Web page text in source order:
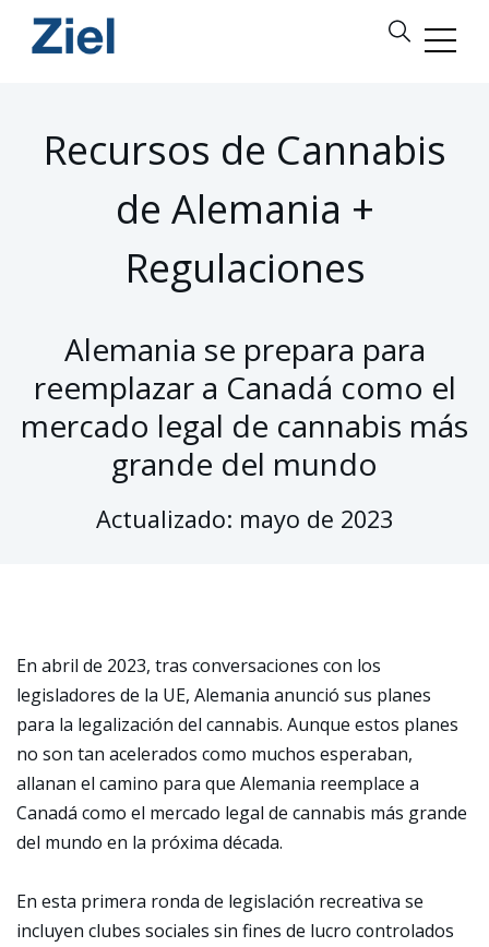
Recursos de Cannabis
de Alemania +
Regulaciones
Alemania se prepara para
reemplazar a Canadá como el
mercado legal de cannabis más
grande del mundo
Actualizado: mayo de 2023
En abril de 2023, tras conversaciones con los
legisladores de la UE, Alemania anunció sus planes
para la legalización del cannabis. Aunque estos planes
no son tan acelerados como muchos esperaban,
allanan el camino para que Alemania reemplace a
Canadá como el mercado legal de cannabis más grande
del mundo en la próxima década.
En esta primera ronda de legislación recreativa se
incluyen clubes sociales sin fines de lucro controlados